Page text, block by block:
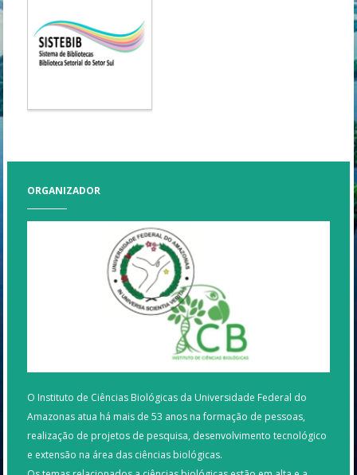
ORGANIZADOR
O Instituto de Ciências Biológicas da Universidade Federal do
Amazonas atua há mais de 53 anos na formação de pessoas,
realização de projetos de pesquisa, desenvolvimento tecnológico
e extensão na área das ciências biológicas.